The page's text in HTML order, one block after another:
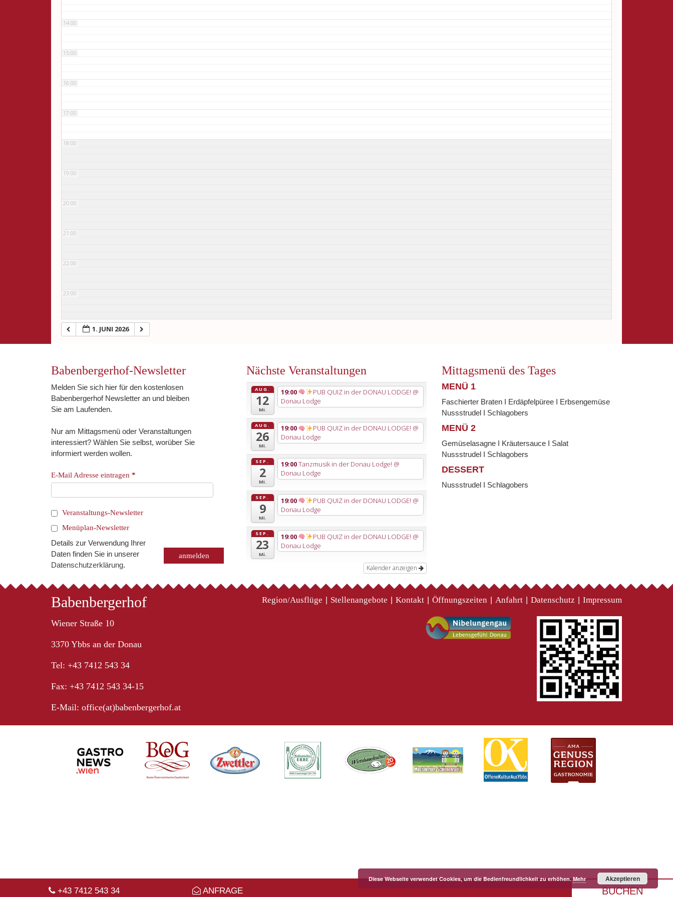
+43 7412 543 34 ANFRAGE BUCHEN
14:00
15:00
16:00
17:00
18:00
19:00
20:00
21:00
22:00
23:00
1. JUNI 2026
Babenbergerhof-Newsletter
Melden Sie sich hier für den kostenlosen
Babenbergerhof Newsletter an und bleiben
Sie am Laufenden.
Nur am Mittagsmenü oder Veranstaltungen
interessiert? Wählen Sie selbst, worüber Sie
informiert werden wollen.
E-Mail Adresse eintragen *
Veranstaltungs-Newsletter
Menüplan-Newsletter
Details zur Verwendung Ihrer
Daten finden Sie in unserer
Datenschutzerklärung.
Nächste Veranstaltungen
AUG.
12
Mi.
19:00 PUB QUIZ in der DONAU LODGE! @
Donau Lodge
AUG.
26
Mi.
19:00 PUB QUIZ in der DONAU LODGE! @
Donau Lodge
SEP.
2
Mi.
19:00Tanzmusik in der Donau Lodge! @
Donau Lodge
SEP.
9
Mi.
19:00 PUB QUIZ in der DONAU LODGE! @
Donau Lodge
SEP.
23
Mi.
19:00 PUB QUIZ in der DONAU LODGE! @
Donau Lodge
Kalender anzeigen
Mittagsmenü des Tages
MENÜ 1
Faschierter Braten I Erdäpfelpüree I Erbsengemüse
Nussstrudel I Schlagobers
MENÜ 2
Gemüselasagne I Kräutersauce I Salat
Nussstrudel I Schlagobers
DESSERT
Nussstrudel I Schlagobers
Babenbergerhof
Wiener Straße 10
3370 Ybbs an der Donau
Tel: +43 7412 543 34
Fax: +43 7412 543 34-15
E-Mail: office(at)babenbergerhof.at
Region/Ausflüge Stellenangebote Kontakt Öffnungszeiten Anfahrt Datenschutz Impressum
Diese Webseite verwendet Cookies, um die Bedienfreundlichkeit zu erhöhen.Mehr Akzeptieren